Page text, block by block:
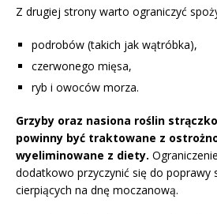
Z drugiej strony warto ograniczyć
podrobów (takich jak wątróbka),
czerwonego mięsa,
ryb i owoców morza.
Grzyby oraz nasiona roślin
powinny być traktowane z
wyeliminowane z diety.
dodatkowo przyczynić się do poprawy
cierpiących na dnę moczanową.